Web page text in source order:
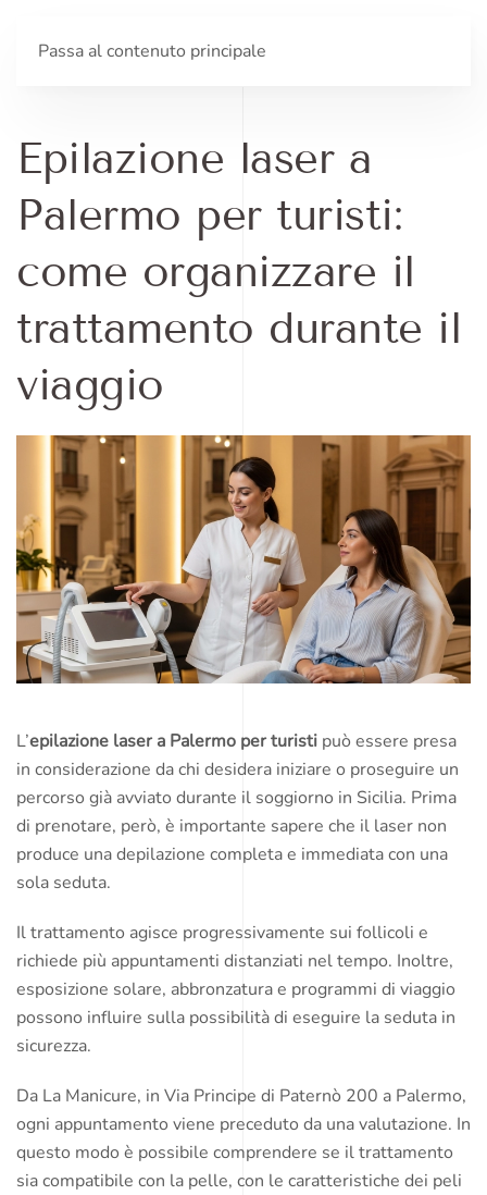
Passa al contenuto principale
Epilazione laser a
Palermo per turisti:
come organizzare il
trattamento durante il
viaggio
L’epilazione laser a Palermo per turisti può essere presa
in considerazione da chi desidera iniziare o proseguire un
percorso già avviato durante il soggiorno in Sicilia. Prima
di prenotare, però, è importante sapere che il laser non
produce una depilazione completa e immediata con una
sola seduta.
Il trattamento agisce progressivamente sui follicoli e
richiede più appuntamenti distanziati nel tempo. Inoltre,
esposizione solare, abbronzatura e programmi di viaggio
possono influire sulla possibilità di eseguire la seduta in
sicurezza.
Da La Manicure, in Via Principe di Paternò 200 a Palermo,
ogni appuntamento viene preceduto da una valutazione. In
questo modo è possibile comprendere se il trattamento
sia compatibile con la pelle, con le caratteristiche dei peli